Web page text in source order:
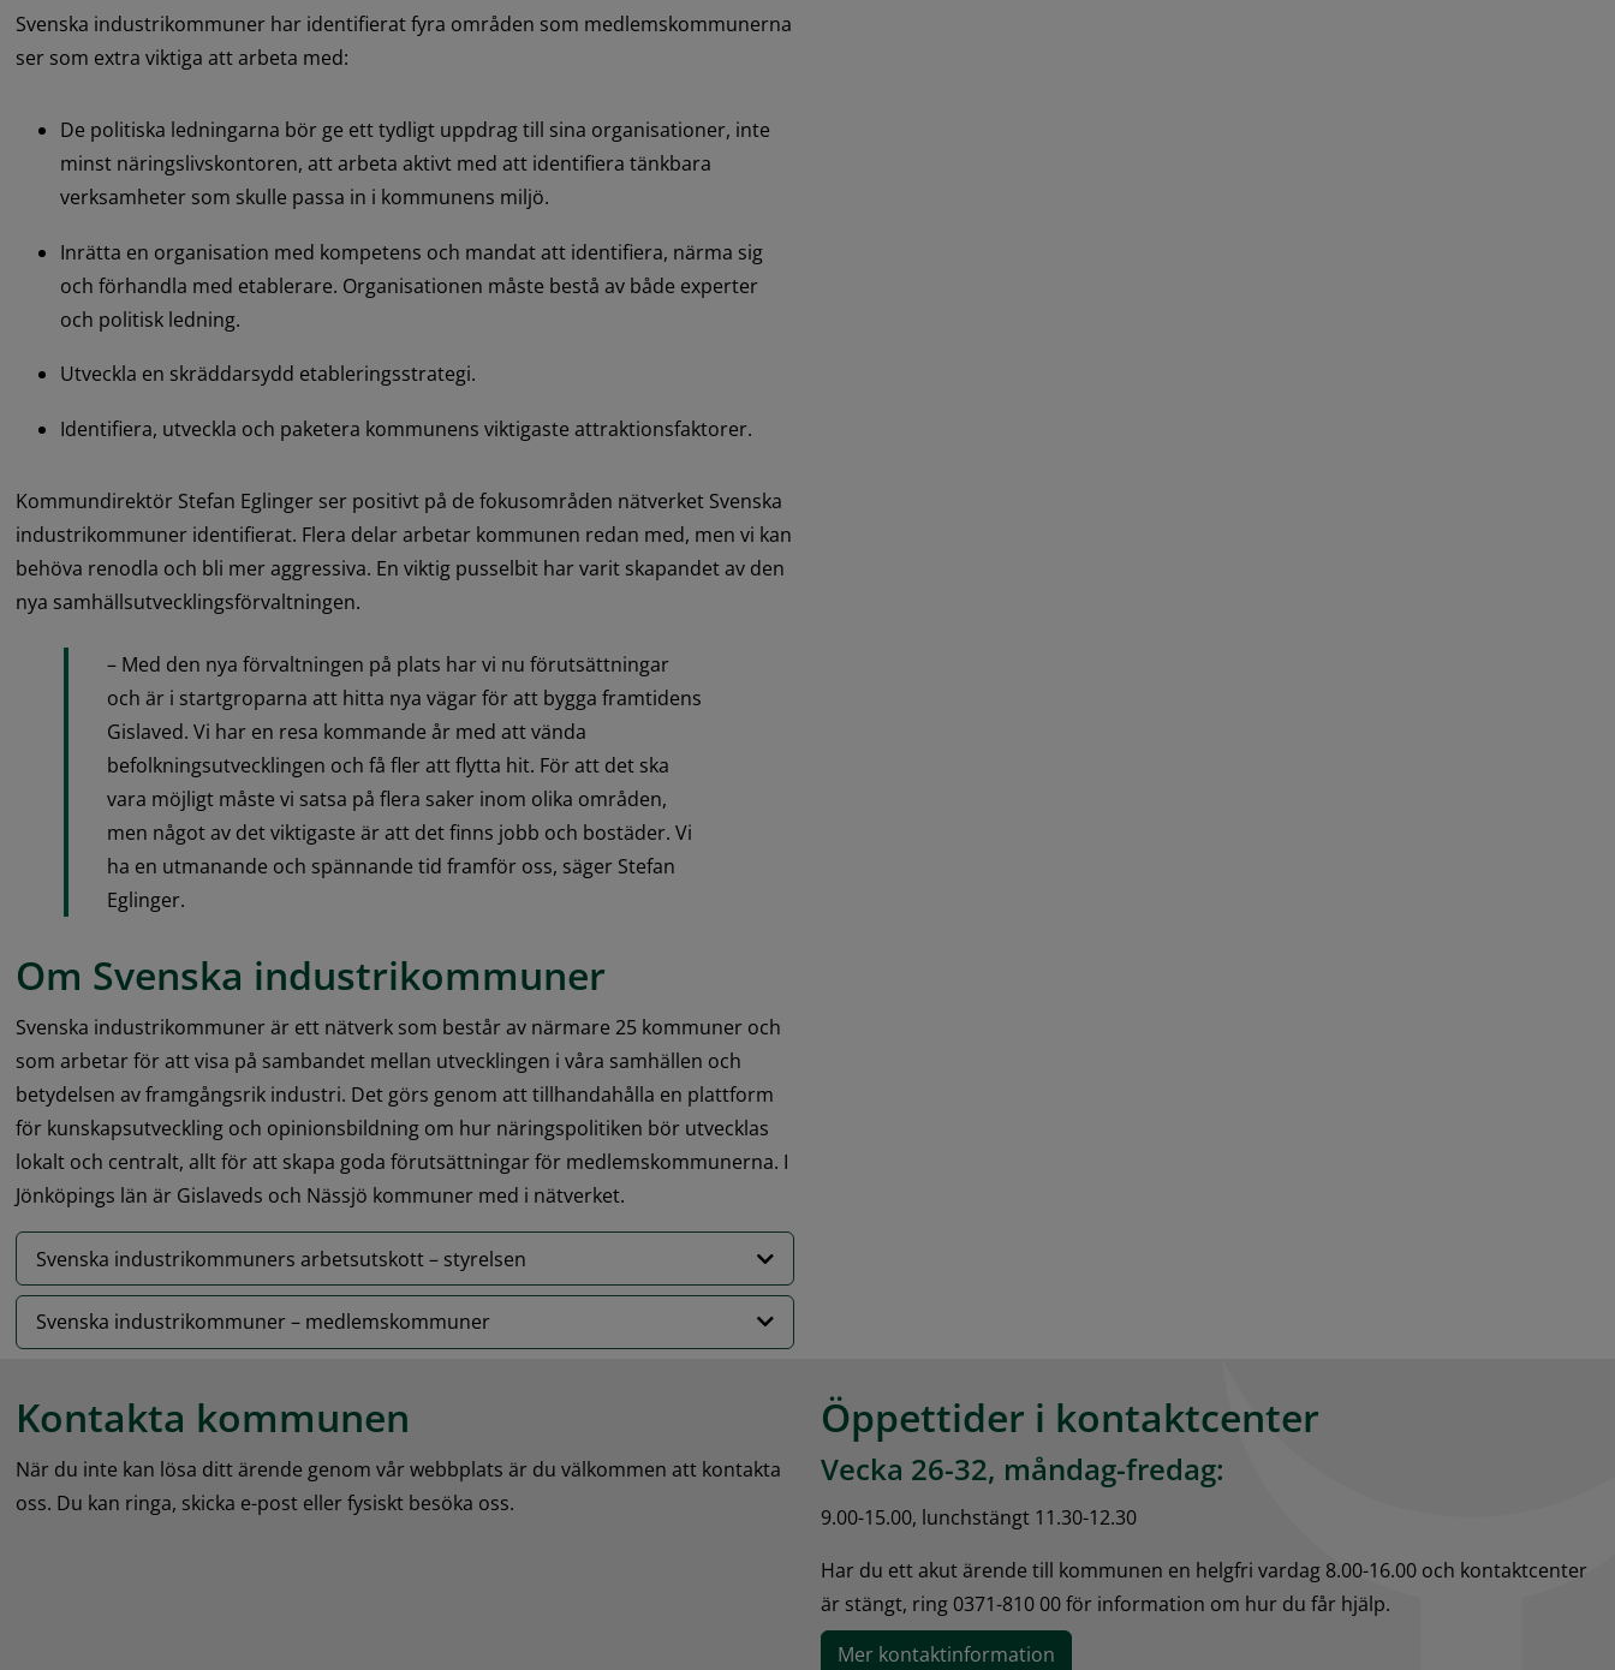
Svenska industrikommuner har identifierat fyra områden som medlemskommunerna
ser som extra viktiga att arbeta med:
De politiska ledningarna bör ge ett tydligt uppdrag till sina organisationer, inte
minst näringslivskontoren, att arbeta aktivt med att identifiera tänkbara
verksamheter som skulle passa in i kommunens miljö.
Inrätta en organisation med kompetens och mandat att identifiera, närma sig
och förhandla med etablerare. Organisationen måste bestå av både experter
och politisk ledning.
Utveckla en skräddarsydd etableringsstrategi.
Identifiera, utveckla och paketera kommunens viktigaste attraktionsfaktorer.
Kommundirektör Stefan Eglinger ser positivt på de fokusområden nätverket Svenska
industrikommuner identifierat. Flera delar arbetar kommunen redan med, men vi kan
behöva renodla och bli mer aggressiva. En viktig pusselbit har varit skapandet av den
nya samhällsutvecklingsförvaltningen.
– Med den nya förvaltningen på plats har vi nu förutsättningar
och är i startgroparna att hitta nya vägar för att bygga framtidens
Gislaved. Vi har en resa kommande år med att vända
befolkningsutvecklingen och få fler att flytta hit. För att det ska
vara möjligt måste vi satsa på flera saker inom olika områden,
men något av det viktigaste är att det finns jobb och bostäder. Vi
ha en utmanande och spännande tid framför oss, säger Stefan
Eglinger.
Om Svenska industrikommuner
Svenska industrikommuner är ett nätverk som består av närmare 25 kommuner och
som arbetar för att visa på sambandet mellan utvecklingen i våra samhällen och
betydelsen av framgångsrik industri. Det görs genom att tillhandahålla en plattform
för kunskapsutveckling och opinionsbildning om hur näringspolitiken bör utvecklas
lokalt och centralt, allt för att skapa goda förutsättningar för medlemskommunerna. I
Jönköpings län är Gislaveds och Nässjö kommuner med i nätverket.
Svenska industrikommuners arbetsutskott – styrelsen
Svenska industrikommuner – medlemskommuner
Kontakta kommunen
När du inte kan lösa ditt ärende genom vår webbplats är du välkommen att kontakta
oss. Du kan ringa, skicka e-post eller fysiskt besöka oss.
Öppettider i kontaktcenter
Vecka 26-32, måndag-fredag:
9.00-15.00, lunchstängt 11.30-12.30
Har du ett akut ärende till kommunen en helgfri vardag 8.00-16.00 och kontaktcenter
är stängt, ring 0371-810 00 för information om hur du får hjälp.
Mer kontaktinformation